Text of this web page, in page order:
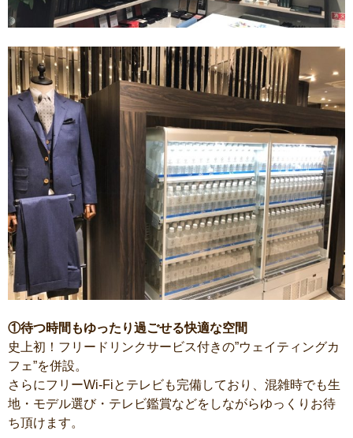
①待つ時間もゆったり過ごせる快適な空間
史上初！フリードリンクサービス付きの”ウェイティングカ
フェ”を併設。
さらにフリーWi-Fiとテレビも完備しており、混雑時でも生
地・モデル選び・テレビ鑑賞などをしながらゆっくりお待
ち頂けます。